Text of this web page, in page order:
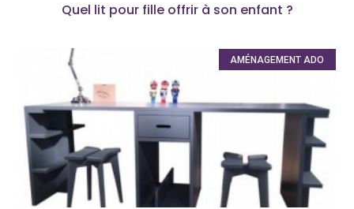
Quel lit pour fille offrir à son enfant ?
AMÉNAGEMENT ADO